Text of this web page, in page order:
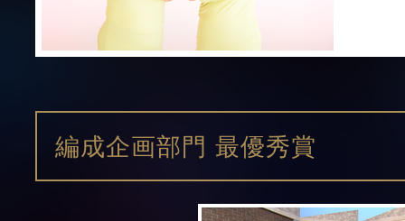
編成企画部門 最優秀賞